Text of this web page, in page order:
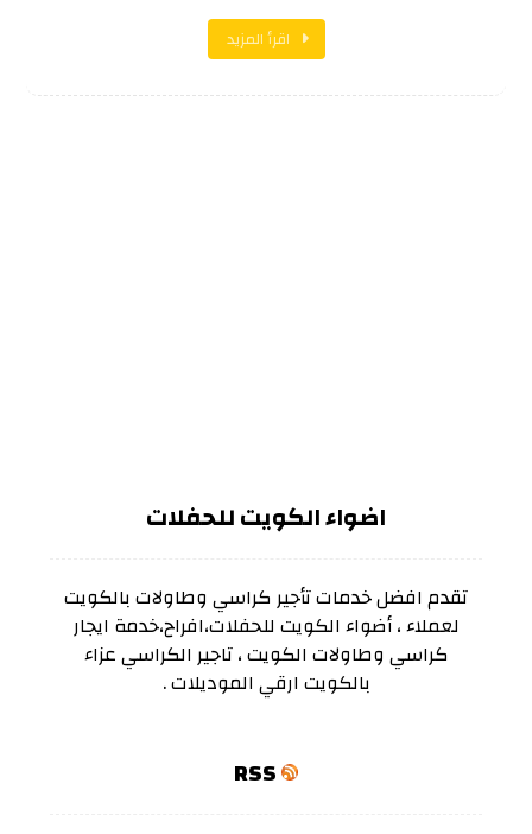
اقرأ المزيد
اضواء الكويت للحفلات
تقدم افضل خدمات تأجير كراسي وطاولات بالكويت
لعملاء ، أضواء الكويت للحفلات،افراح،خدمة ايجار
كراسي وطاولات الكويت ، تاجير الكراسي عزاء
بالكويت ارقي الموديلات .
RSS